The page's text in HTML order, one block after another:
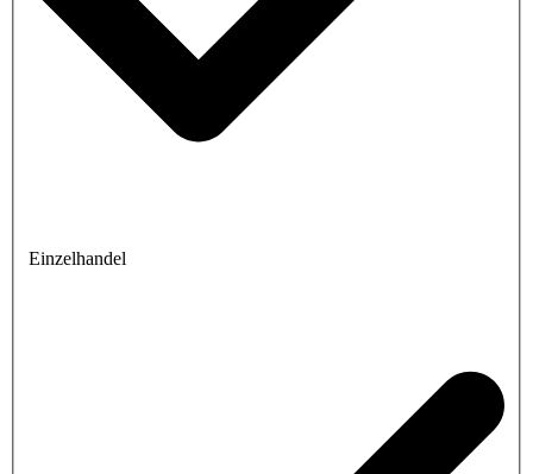
Einzelhandel